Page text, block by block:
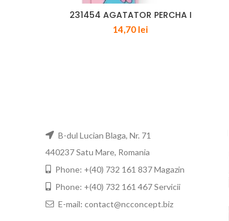
231454 AGATATOR PERCHA I
14,70 lei
B-dul Lucian Blaga, Nr. 71
440237 Satu Mare, Romania
Phone: +(40) 732 161 837 Magazin
Phone: +(40) 732 161 467 Servicii
E-mail: contact@ncconcept.biz